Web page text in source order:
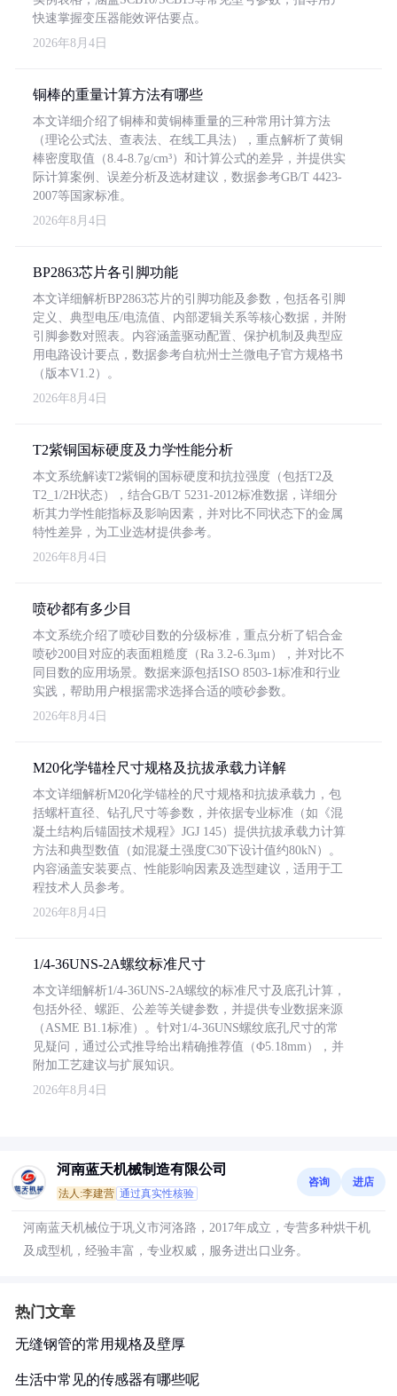
快速掌握变压器能效评估要点。
2026年8月4日
铜棒的重量计算方法有哪些
本文详细介绍了铜棒和黄铜棒重量的三种常用计算方法
（理论公式法、查表法、在线工具法），重点解析了黄铜
棒密度取值（8.4-8.7g/cm³）和计算公式的差异，并提供实
际计算案例、误差分析及选材建议，数据参考GB/T 4423-
2007等国家标准。
2026年8月4日
BP2863芯片各引脚功能
本文详细解析BP2863芯片的引脚功能及参数，包括各引脚
定义、典型电压/电流值、内部逻辑关系等核心数据，并附
引脚参数对照表。内容涵盖驱动配置、保护机制及典型应
用电路设计要点，数据参考自杭州士兰微电子官方规格书
（版本V1.2）。
2026年8月4日
T2紫铜国标硬度及力学性能分析
本文系统解读T2紫铜的国标硬度和抗拉强度（包括T2及
T2_1/2H状态），结合GB/T 5231-2012标准数据，详细分
析其力学性能指标及影响因素，并对比不同状态下的金属
特性差异，为工业选材提供参考。
2026年8月4日
喷砂都有多少目
本文系统介绍了喷砂目数的分级标准，重点分析了铝合金
喷砂200目对应的表面粗糙度（Ra 3.2-6.3μm），并对比不
同目数的应用场景。数据来源包括ISO 8503-1标准和行业
实践，帮助用户根据需求选择合适的喷砂参数。
2026年8月4日
M20化学锚栓尺寸规格及抗拔承载力详解
本文详细解析M20化学锚栓的尺寸规格和抗拔承载力，包
括螺杆直径、钻孔尺寸等参数，并依据专业标准（如《混
凝土结构后锚固技术规程》JGJ 145）提供抗拔承载力计算
方法和典型数值（如混凝土强度C30下设计值约80kN）。
内容涵盖安装要点、性能影响因素及选型建议，适用于工
程技术人员参考。
2026年8月4日
1/4-36UNS-2A螺纹标准尺寸
本文详细解析1/4-36UNS-2A螺纹的标准尺寸及底孔计算，
包括外径、螺距、公差等关键参数，并提供专业数据来源
（ASME B1.1标准）。针对1/4-36UNS螺纹底孔尺寸的常
见疑问，通过公式推导给出精确推荐值（Φ5.18mm），并
附加工艺建议与扩展知识。
2026年8月4日
河南蓝天机械制造有限公司
法人:李建营 通过真实性核验
咨询 进店
河南蓝天机械位于巩义市河洛路，2017年成立，专营多种烘干机
及成型机，经验丰富，专业权威，服务进出口业务。
热门文章
无缝钢管的常用规格及壁厚
生活中常见的传感器有哪些呢